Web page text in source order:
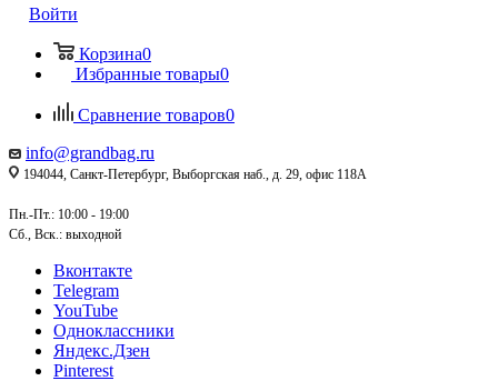
Войти
Корзина0
Избранные товары0
Сравнение товаров0
info@grandbag.ru
194044, Санкт-Петербург, Выборгская наб., д. 29, офис 118А
Пн.-Пт.: 10:00 - 19:00
Сб., Вск.: выходной
Вконтакте
Telegram
YouTube
Одноклассники
Яндекс.Дзен
Pinterest